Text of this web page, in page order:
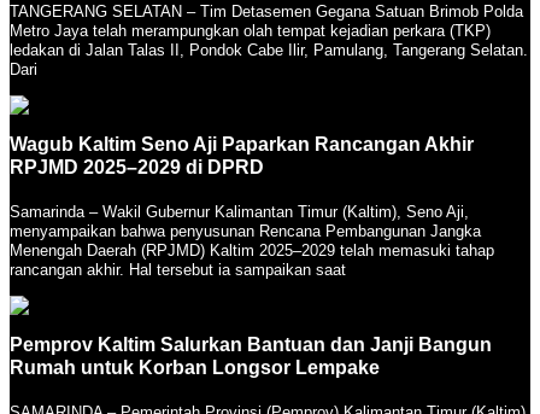
TANGERANG SELATAN – Tim Detasemen Gegana Satuan Brimob Polda
Metro Jaya telah merampungkan olah tempat kejadian perkara (TKP)
ledakan di Jalan Talas II, Pondok Cabe Ilir, Pamulang, Tangerang Selatan.
Dari
Wagub Kaltim Seno Aji Paparkan Rancangan Akhir
RPJMD 2025–2029 di DPRD
Samarinda – Wakil Gubernur Kalimantan Timur (Kaltim), Seno Aji,
menyampaikan bahwa penyusunan Rencana Pembangunan Jangka
Menengah Daerah (RPJMD) Kaltim 2025–2029 telah memasuki tahap
rancangan akhir. Hal tersebut ia sampaikan saat
Pemprov Kaltim Salurkan Bantuan dan Janji Bangun
Rumah untuk Korban Longsor Lempake